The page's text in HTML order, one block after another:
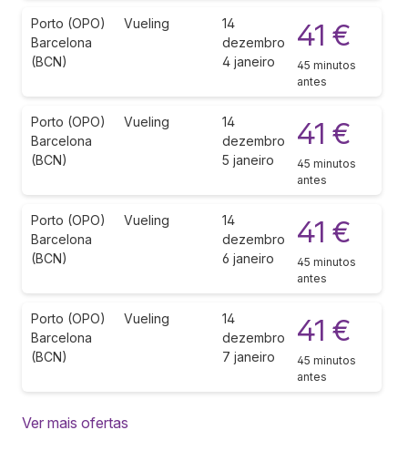
Porto (OPO)
Barcelona
(BCN)
Vueling
14
dezembro
4 janeiro
41 €
45 minutos
antes
Porto (OPO)
Barcelona
(BCN)
Vueling
14
dezembro
5 janeiro
41 €
45 minutos
antes
Porto (OPO)
Barcelona
(BCN)
Vueling
14
dezembro
6 janeiro
41 €
45 minutos
antes
Porto (OPO)
Barcelona
(BCN)
Vueling
14
dezembro
7 janeiro
41 €
45 minutos
antes
Ver mais ofertas